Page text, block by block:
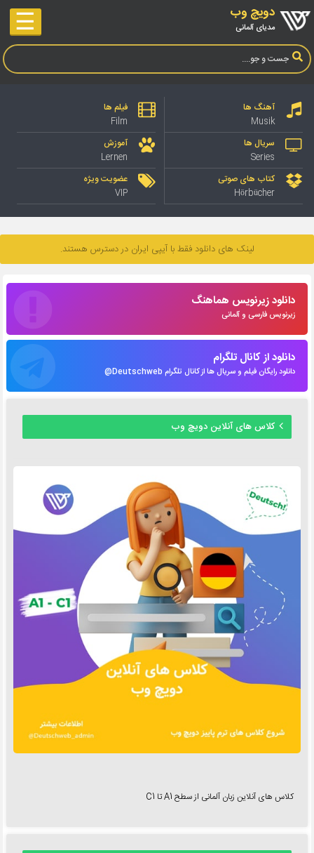
دویچ وب
مدیای آلمانی ☰
آهنگ ها
Musik
فیلم ها
Film
سریال ها
Series
آموزش
Lernen
کتاب های صوتی
Hörbücher
عضویت ویژه
VIP
لینک های دانلود فقط با آیپی ایران در دسترس هستند.
دانلود زیرنویس هماهنگ
زیرنویس فارسی و آلمانی
دانلود از کانال تلگرام
دانلود رایگان فیلم و سریال ها از کانال تلگرام Deutschweb@
کلاس های آنلاین دویچ وب
کلاس های آنلاین زبان آلمانی از سطح A1 تا C1